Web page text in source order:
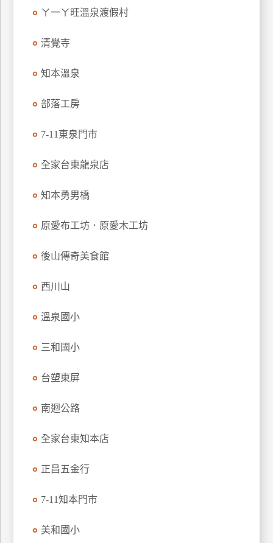
ㄚ一ㄚ旺溫泉渡假村
清覺寺
知本溫泉
部落工房
7-11東泉門市
全家台東龍泉店
知本勇男橋
原愛布工坊．原愛木工坊
後山傳奇美食館
西川山
溫泉國小
三和國小
台塑東屏
南迴公路
全家台東知本店
正昌五金行
7-11知本門市
美和國小